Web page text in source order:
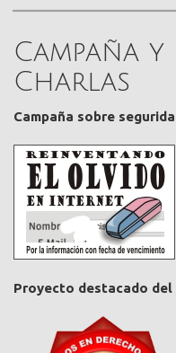
Campaña
Charlas
Campaña sobre
Proyecto destacado del